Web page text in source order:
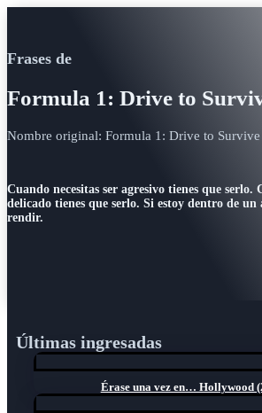
Frases de
Formula 1: Drive to
Nombre original: Formula 1: Drive to
Cuando necesitas ser agresivo tienes que serlo.
delicado tienes que serlo. Si estoy dentro de
rendir.
Últimas ingresadas
Érase una vez en… Hollywood